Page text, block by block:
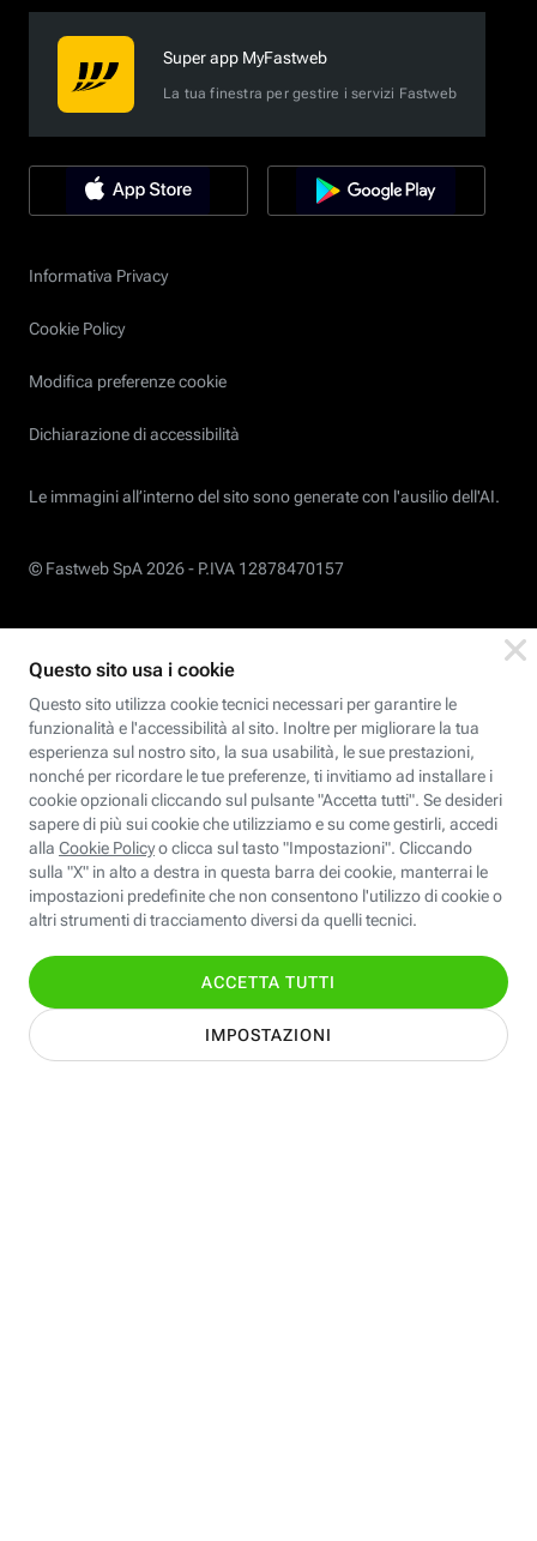
Super app MyFastweb
La tua finestra per gestire i servizi Fastweb
Informativa Privacy
Cookie Policy
Modifica preferenze cookie
Dichiarazione di accessibilità
Le immagini all’interno del sito sono generate con l'ausilio dell'AI.
© Fastweb SpA 2026 - P.IVA 12878470157